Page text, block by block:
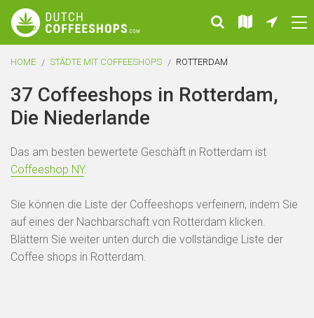
HOME STÄDTE MIT COFFEESHOPS ROTTERDAM
37 Coffeeshops in Rotterdam,
Die Niederlande
Das am besten bewertete Geschäft in Rotterdam ist
Coffeeshop NY.
Sie können die Liste der Coffeeshops verfeinern, indem Sie
auf eines der Nachbarschaft von Rotterdam klicken.
Blättern Sie weiter unten durch die vollständige Liste der
Coffee shops in Rotterdam.